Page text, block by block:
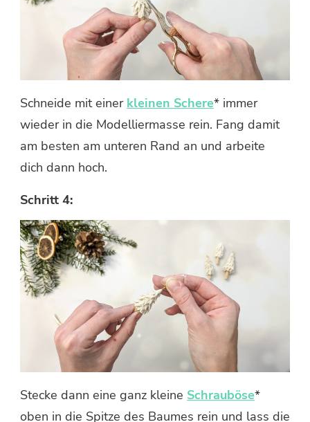
Schneide mit einer kleinen Schere* immer
wieder in die Modelliermasse rein. Fang damit
am besten am unteren Rand an und arbeite
dich dann hoch.
Schritt 4:
Stecke dann eine ganz kleine Schrauböse*
oben in die Spitze des Baumes rein und lass die